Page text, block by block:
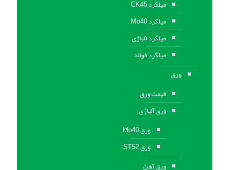
میلگرد CK45
میلگرد Mo40
میلگرد آلیاژی
میلگرد فولاد
ورق
قیمت ورق
ورق آلیاژی
ورق Mo40
ورق ST52
ورق آهن